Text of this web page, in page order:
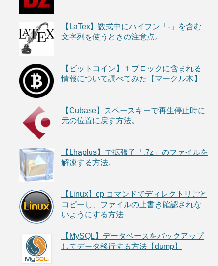
【LaTex】数式中にハイフン「-」を含む
文字列を使うときの注意点。
【ビットコイン】１ブロックに含まれる
情報について調べてみた【マークル木】
【Cubase】スペースキーで再生停止時に
元の位置に戻す方法。
【Lhaplus】で拡張子「.7z」のファイルを
解凍する方法。
【Linux】cp コマンドでディレクトリごと
コピーし、ファイルの上書き確認されな
いようにする方法
【MySQL】データベースをバックアップ
してデータ移行する方法【dump】